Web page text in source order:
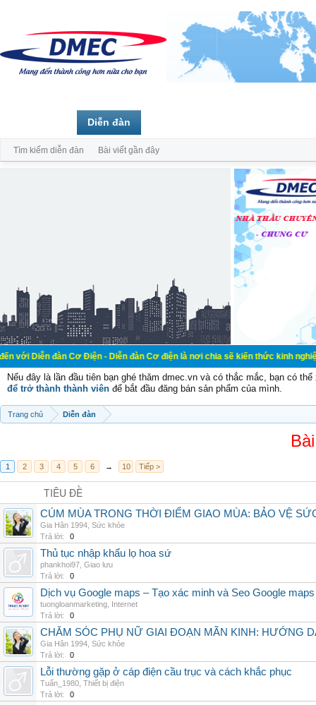
đàn Cơ Điện - Diễn đàn Cơ điện là nơi chia sẽ kiến thức kinh nghiệm
Nếu đây là lần đầu tiên bạn ghé thăm dmec.vn và có thắc mắc, bạn có
để trở thành thành viên để bắt đầu đăng bán sản phẩm của mình.
Trang chủ Diễn đàn
1 2 3 4 5 6 → 10 Tiếp >
TIÊU ĐỀ
CÚM MÙA TRONG THỜI ĐIỂM GIAO MÙA: BẢO VỆ
Gia Hân 1994 Sức khỏe
Trả lời:
0
Thủ tục nhập khẩu lọ hoa sứ
phankhoi97 Giao lưu
Trả lời:
0
Dịch vụ Google maps – Tạo xác minh và Seo Google
tuongloanmarketing Internet
Trả lời:
0
CHĂM SÓC PHỤ NỮ GIAI ĐOẠN MÃN KINH: HƯỚNG
Gia Hân 1994 Sức khỏe
Trả lời:
0
Lỗi thường gặp ở cáp điện cầu trục và cách khắc phục
Tuấn_1980 Thiết bị điện
Trả lời:
0
Diễn đàn
Tìm kiếm diễn đàn Bài viết gần đây